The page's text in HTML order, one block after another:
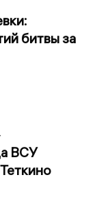
битвы за
ВСУ